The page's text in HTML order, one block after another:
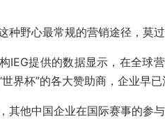
种野心最常规的营销途径，莫过
IEG提供的数据显示，在全球
界杯”的各大赞助商，企业早已
其他中国企业在国际赛事的参与